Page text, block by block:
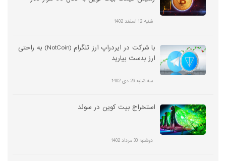
شنبه 12 اسفند 1402
با شرکت در ایردراپ ارز تلگرام (NotCoin) به راحتی
ارز بدست بیارید
سه شنبه 26 دی 1402
استخراج بیت کوین در سوئد
دوشنبه 30 مرداد 1402